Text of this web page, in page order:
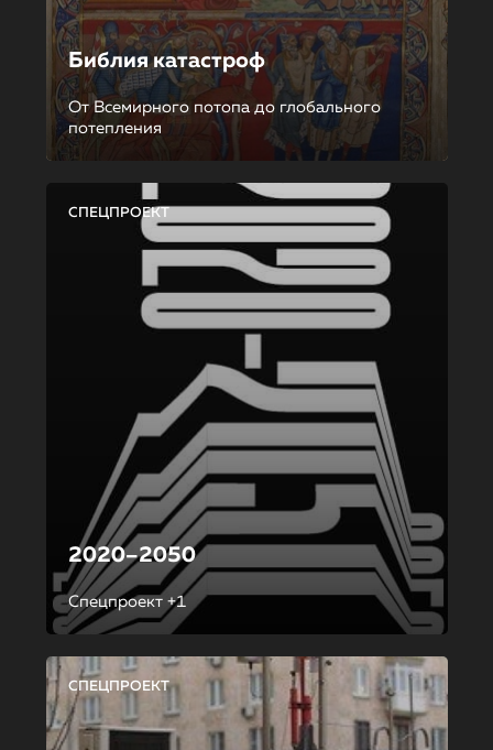
Библия катастроф
От Всемирного потопа до глобального
потепления
СПЕЦПРОЕКТ
2020–2050
Спецпроект +1
СПЕЦПРОЕКТ